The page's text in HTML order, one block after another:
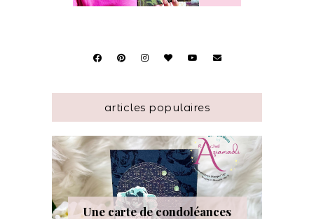
articles populaires
Une carte de condoléances